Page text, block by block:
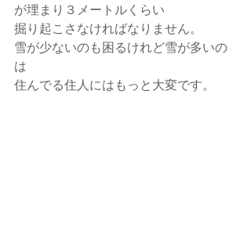
が埋まり３メートルくらい
掘り起こさなければなりません。
雪が少ないのも困るけれど雪が多いの
は
住んでる住人にはもっと大変です。